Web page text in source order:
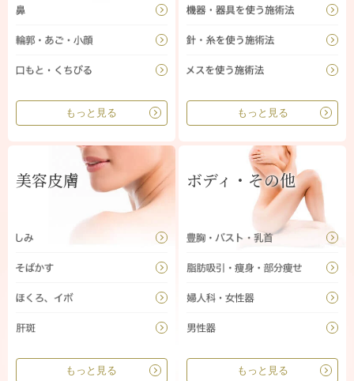
もっと見る もっと見る
美容皮膚
もっと見る
ボディ・その他
もっと見る